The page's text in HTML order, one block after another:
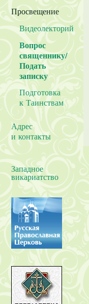
Просвещение
Видеолекторий
Вопрос
священнику/
Подать
записку
Подготовка
к Таинствам
Адрес
и контакты
Западное
викариатство